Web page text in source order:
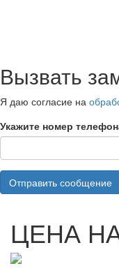
Вызвать
Я даю согласие на
Укажите номер
Отправить сообщение
ЦЕНА